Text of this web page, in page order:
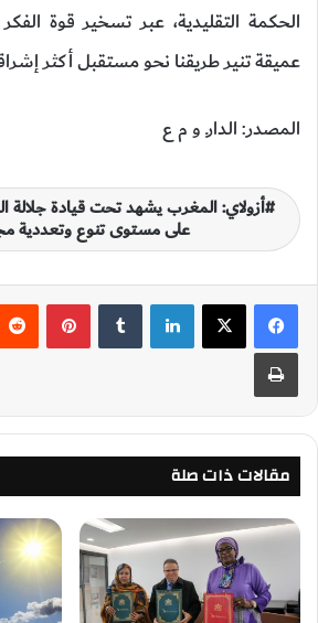
الحكمة التقليدية، عبر تسخير قوة
عميقة تنير طريقنا نحو مستقبل أكثر
المصدر: الدارـ و م ع
أزولاي: المغرب يشهد تحت قيادة جلالة
على مستوى تنوع وتعددية
لينكدإن بينتيريست
مقالات ذات صلة